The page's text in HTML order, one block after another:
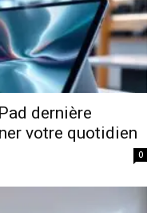
dernière
votre quotidien
0